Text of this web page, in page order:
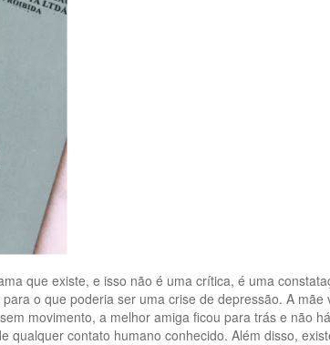
que existe, e isso não é uma crítica, é uma
o que poderia ser uma crise de depressão. A
movimento, a melhor amiga ficou para trás e não
contato humano conhecido. Além disso,